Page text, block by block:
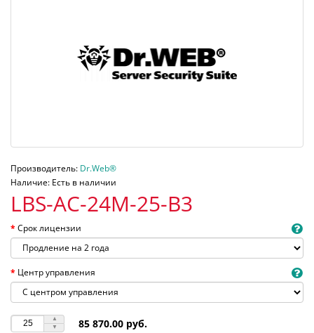
Производитель: Dr.Web®
Наличие: Есть в наличии
LBS-AC-24M-25-B3
Срок лицензии
Центр управления
85 870.00 руб.